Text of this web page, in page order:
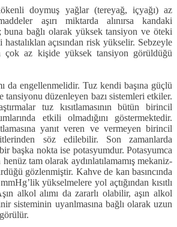
doymuş yağlar (tereyağ, içyağı) az
aşırı miktarda alınırsa kandaki
buna bağlı olarak yüksek tansiyon ve öteki
açı­sından risk yükselir. Sebzeyle
çok az kişide yüksek tan­siyon görüldüğü
da engel­lenmelidir. Tuz kendi başına güçlü
tansiyonu düzenle­yen bazı sistemleri etkiler.
tuz kısıtlamasının bü­tün birincil
etkili olmadığını göstermektedir.
yanıt ve­ren ve vermeyen birincil
söz edilebilir. Son za­manlarda
başka nokta ise potasyumdur. Potas­yumca
tam olarak aydınlatılamamış mekaniz­
gözlen­miştir. Kahve de kan basıncında
yükselmelere yol açtığından kısıtlı
alkol alımı da zararlı olabilir, aşın alkol
sisteminin uyanlmasına bağlı olarak uzun